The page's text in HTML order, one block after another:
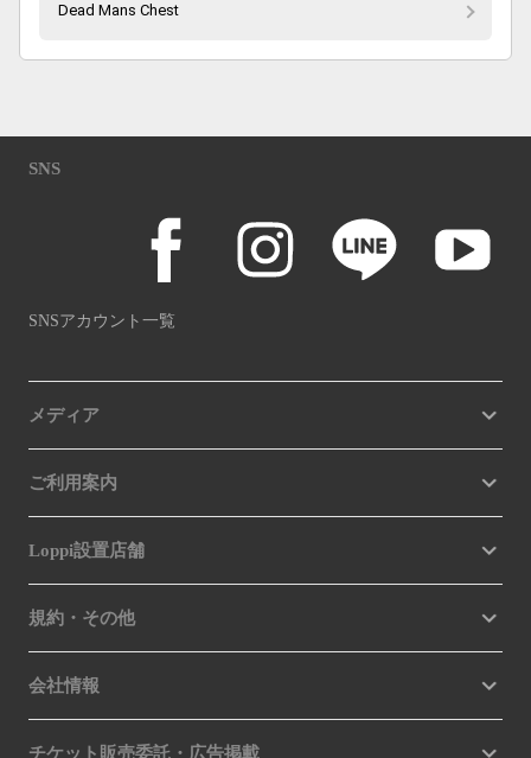
Dead Mans Chest
SNS
SNSアカウント一覧
メディア
ご利用案内
Loppi設置店舗
規約・その他
会社情報
チケット販売委託・広告掲載